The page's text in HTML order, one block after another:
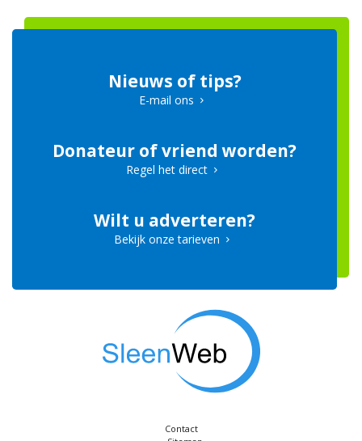
Nieuws of tips?
E-mail ons
Donateur of vriend worden?
Regel het direct
Wilt u adverteren?
Bekijk onze tarieven
Contact